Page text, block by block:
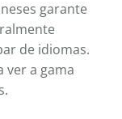
garante
de idiomas.
ver a gama